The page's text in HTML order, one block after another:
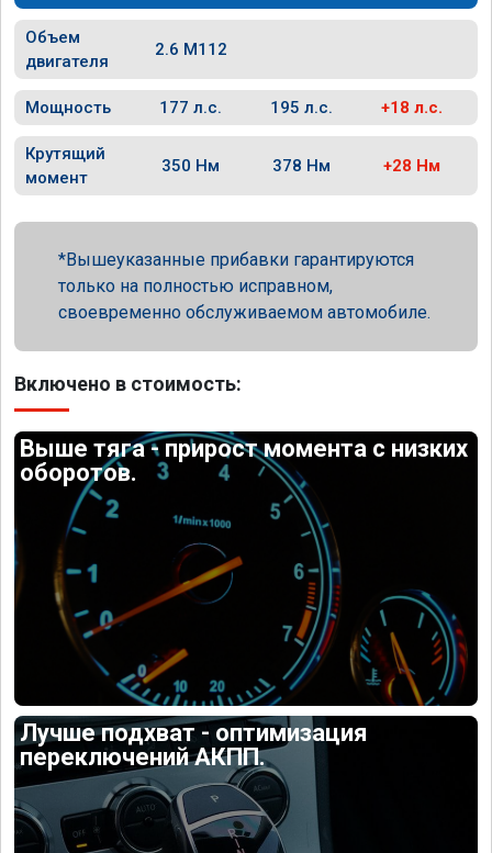
Объем
двигателя
2.6 M112
Мощность 177 л.с. 195 л.с. +18 л.с.
Крутящий
момент
350 Нм 378 Нм +28 Нм
Вышеуказанные прибавки гарантируются
только на полностью исправном,
своевременно обслуживаемом автомобиле.
Включено в стоимость:
Выше тяга - прирост момента с низких
оборотов.
Лучше подхват - оптимизация
переключений АКПП.